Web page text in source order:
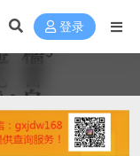
登录